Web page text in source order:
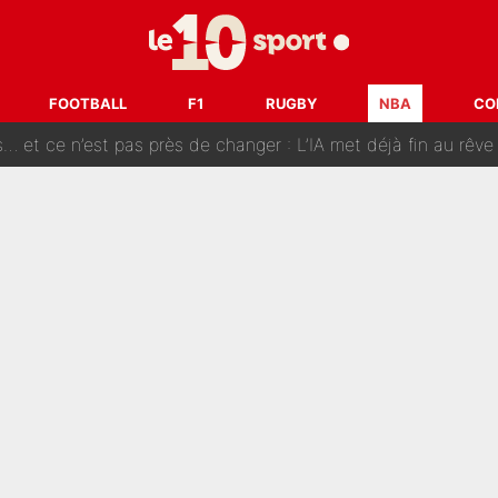
FOOTBALL F1 RUGBY NBA
chez UAE Team Emirates : Le transfert surprise qui se
le départ de Randal Kolo Muani a tout changé
ce n’est pas près de changer : L’IA met déjà fin au rêve de